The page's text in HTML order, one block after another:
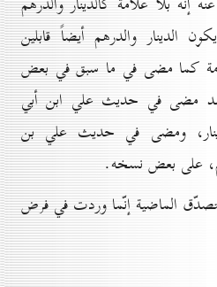
الدينار والدرهم أيضاً قابلين
كما مضى في ما سبق في بعض
فقد مضى في حديث علي ابن أبي
ومضى في حديث علي بن
على بعض نسخه.
الماضية إنّما وردت في فرض